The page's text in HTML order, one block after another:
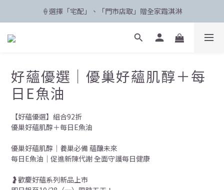
🛸 聯名限定登場 POPCARE×KINGJUN
🍦選擇「宅配」、「門市店取」贈全家霜淇淋
🛸 聯名限定登場 POPCARE×KINGJUN
好蘊優選｜優巢好蘊肌醇＋每
日E魚油
【好蘊優選】組合92折
優巢好蘊肌醇＋每日E魚油
優巢好蘊肌醇｜養巢必備 蘊釀未來
每日E魚油｜促進新陳代謝 全面守護每日健康
🤰歡慶好蘊系列新品上市